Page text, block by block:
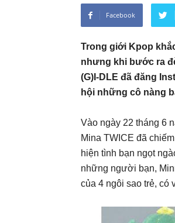
Facebook
Trong giới Kpop
nhưng khi bước ra
(G)I-DLE đã đăng
hội những cô nàng
Vào ngày 22 tháng 6
Mina TWICE đã
hiện tình bạn ngọt
những người bạn,
của 4 ngôi sao trẻ, có